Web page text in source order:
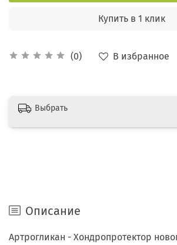
(0) В избранное
Купить в 1 клик
Выбрать
Описание
Артрогликан - Хондропротектор